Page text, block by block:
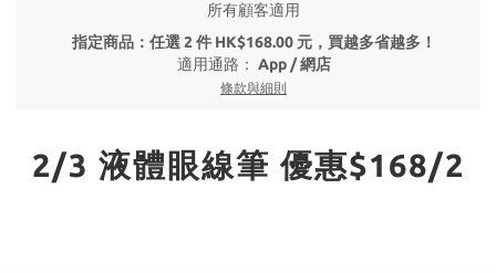
所有顧客適用
指定商品：任選 2 件 HK$168.00 元，買越多省越多！
適用通路： App / 網店
條款與細則
2/3 液體眼線筆 優惠$168/2